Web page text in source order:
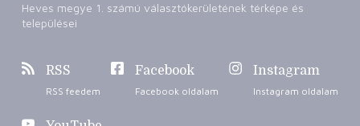
Heves megye 1. számú választókerületének térképe és
települései
RSS
RSS feedem
Facebook
Facebook oldalam
Instagram
Instagram oldalam